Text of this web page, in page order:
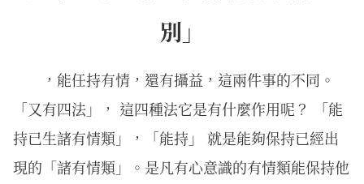
別」
，能任持有情，還有攝益，這兩件事的不同。
「又有四法」， 這四種法它是有什麼作用呢？ 「能
持已生諸有情類」，「能持」 就是能夠保持已經出
現的「諸有情類」。是凡有心意識的有情類能保持他